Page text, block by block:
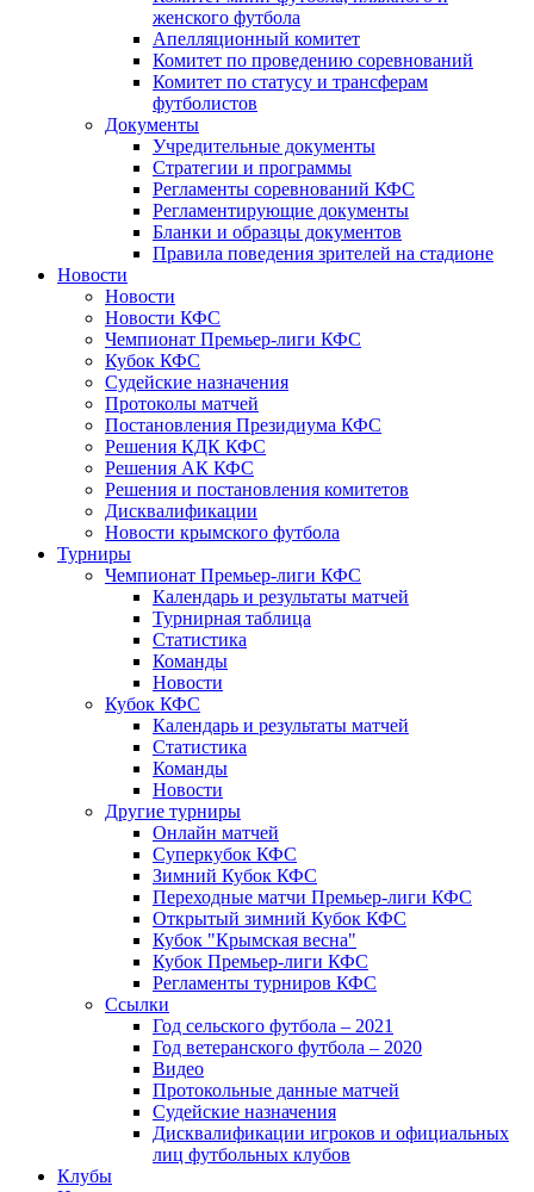
женского футбола
Апелляционный комитет
Комитет по проведению соревнований
Комитет по статусу и трансферам
футболистов
Документы
Учредительные документы
Стратегии и программы
Регламенты соревнований КФС
Регламентирующие документы
Бланки и образцы документов
Правила поведения зрителей на стадионе
Новости
Новости
Новости КФС
Чемпионат Премьер-лиги КФС
Кубок КФС
Судейские назначения
Протоколы матчей
Постановления Президиума КФС
Решения КДК КФС
Решения АК КФС
Решения и постановления комитетов
Дисквалификации
Новости крымского футбола
Турниры
Чемпионат Премьер-лиги КФС
Календарь и результаты матчей
Турнирная таблица
Статистика
Команды
Новости
Кубок КФС
Календарь и результаты матчей
Статистика
Команды
Новости
Другие турниры
Онлайн матчей
Суперкубок КФС
Зимний Кубок КФС
Переходные матчи Премьер-лиги КФС
Открытый зимний Кубок КФС
Кубок "Крымская весна"
Кубок Премьер-лиги КФС
Регламенты турниров КФС
Ссылки
Год сельского футбола – 2021
Год ветеранского футбола – 2020
Видео
Протокольные данные матчей
Судейские назначения
Дисквалификации игроков и официальных
лиц футбольных клубов
Клубы